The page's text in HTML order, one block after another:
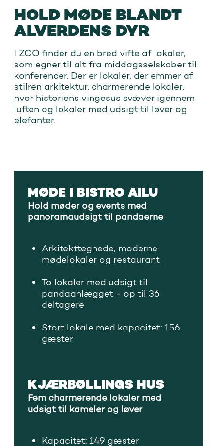
HOLD MØDE BLANDT
ALVERDENS DYR
I ZOO finder du en bred vifte af lokaler,
som egner til alt fra middagsselskaber til
konferencer. Der er lokaler, der emmer af
stilren arkitektur, charmerende lokaler,
hvor historiens vingesus svæver igennem
luften og lokaler med udsigt til løver og
elefanter.
MØDE I BISTRO AILU
Hold møder og events med
panoramaudsigt til pandaerne
Arkitekttegnede, moderne
mødelokaler og restaurant
To lokaler med udsigt til
pandaanlægget - op til 36
deltagere
Stort lokale med kapacitet: 156
gæster
KJÆRBØLLINGS HUS
Fem charmerende lokaler med
udsigt til kameler og løver
Kapacitet: 149 gæster